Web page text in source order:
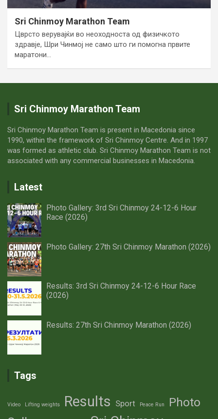
Sri Chinmoy Marathon Team
Цврсто верувајќи во неоходноста од физичкото
здравје, Шри Чинмој не само што ги помогна првите
маратони…
Sri Chinmoy Marathon Team
Sri Chinmoy Marathon Team is present in Macedonia since
1990, within the framework of Sri Chinmoy Centre. And in 1997
was formed as athletic club. Sri Chinmoy Marathon Team is not
associated with any commercial businesses in Macedonia.
Latest
Photo Gallery: 3rd Sri Chinmoy 24-12-6 Hour
Race (2026)
Photo Gallery: 27th Sri Chinmoy Marathon (2026)
Results: 3rd Sri Chinmoy 24-12-6 Hour Race
(2026)
Results: 27th Sri Chinmoy Marathon (2026)
Tags
Video Lifting weights Results Sport Peace Run
Photo